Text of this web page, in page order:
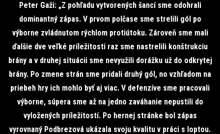
Peter Gaži: „Z pohľadu vytvorených šancí sme odohrali
dominantný zápas. V prvom polčase sme strelili gól po
výborne zvládnutom rýchlom protiútoku. Zároveň sme mali
ďalšie dve veľké príležitosti raz sme nastrelili konštrukciu
brány a v druhej situácii sme nevyužili dorážku už do odkrytej
brány. Po zmene strán sme pridali druhý gól, no vzhľadom na
priebeh hry ich mohlo byť aj viac. V defenzíve sme pracovali
výborne, súpera sme až na jedno zaváhanie nepustili do
vyložených príležitostí. Po hernej stránke bol zápas
vyrovnaný Podbrezová ukázala svoju kvalitu v práci s loptou.